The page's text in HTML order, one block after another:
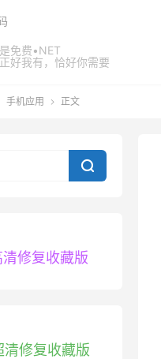
是免费•NET
正好我有，恰好你需要
手机应用  正文

清修复收藏版
清修复收藏版